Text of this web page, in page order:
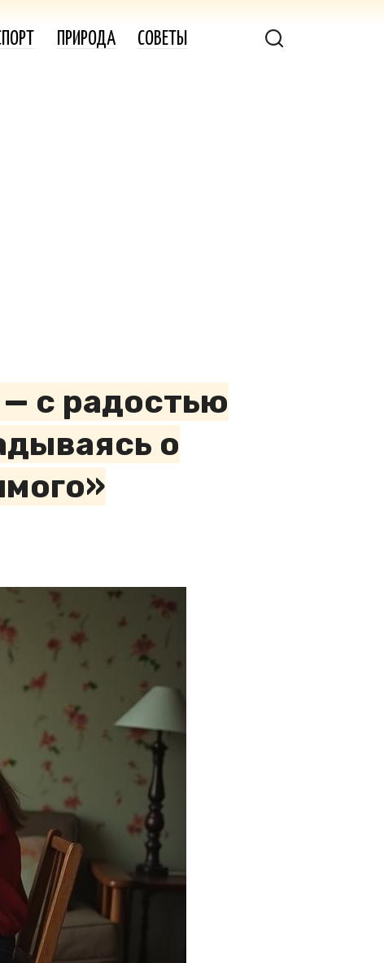
ПРИРОДА СОВЕТЫ
с радостью
о